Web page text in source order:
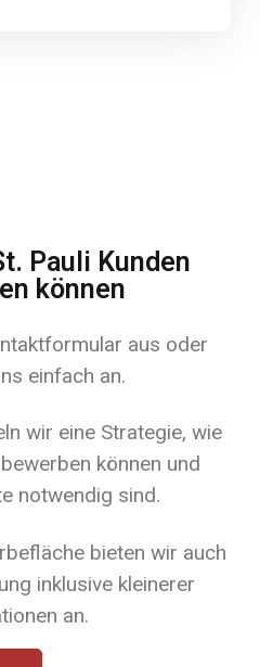
Pauli Kunden
können
aus oder
einfach an.
wir eine Strategie, wie
können und
notwendig sind.
bieten wir auch
inklusive kleinerer
an.